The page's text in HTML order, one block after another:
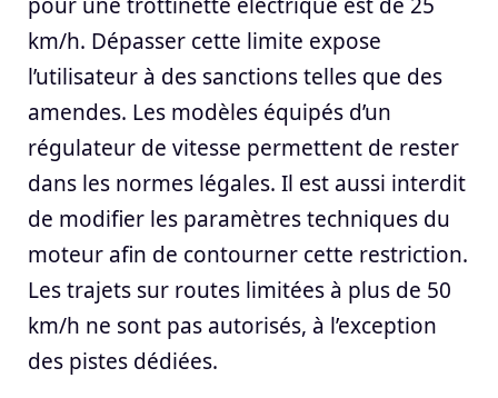
km/h. Dépasser cette limite expose
l’utilisateur à des sanctions telles que des
amendes. Les modèles équipés d’un
régulateur de vitesse permettent de rester
dans les normes légales. Il est aussi interdit
de modifier les paramètres techniques du
moteur afin de contourner cette restriction.
Les trajets sur routes limitées à plus de 50
km/h ne sont pas autorisés, à l’exception
des pistes dédiées.